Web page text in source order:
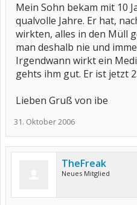
Mein Sohn bekam mit 10
qualvolle Jahre. Er hat,
wirkten, alles in den Müll
man deshalb nie und
Irgendwann wirkt ein
gehts ihm gut. Er ist jetzt
Lieben Gruß von ibe
31. Oktober 2006
TheFreak
Neues Mitglied